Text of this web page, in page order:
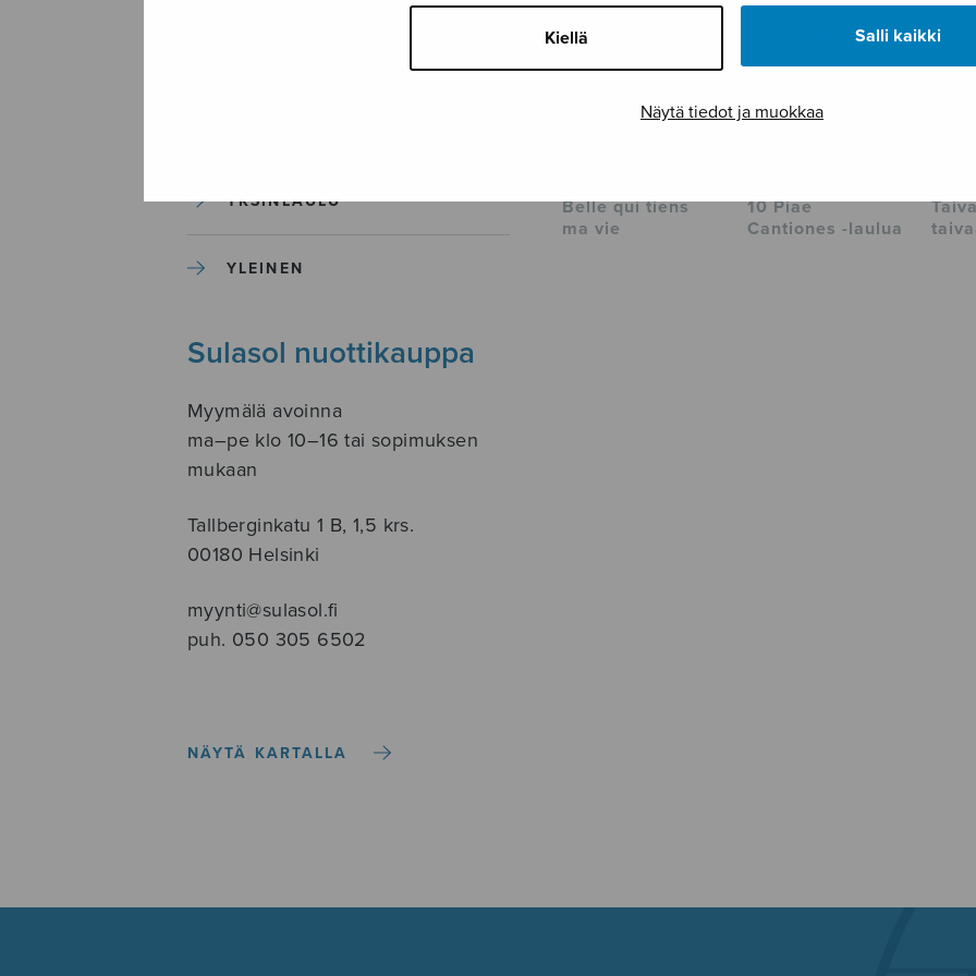
Kiellä Salli kaikki
Näytä tiedot ja muokkaa
SOITINKOULUT JA OPPAAT
YKSINLAULU
YLEINEN
Sulasol nuottikauppa
Myymälä avoinna
ma–pe klo 10–16 tai sopimuksen
mukaan
Tallberginkatu 1 B, 1,5 krs.
00180 Helsinki
myynti@sulasol.fi
puh. 050 305 6502
NÄYTÄ KARTALLA
Belle qui tiens
ma vie
10 Piae
Cantiones -laulua